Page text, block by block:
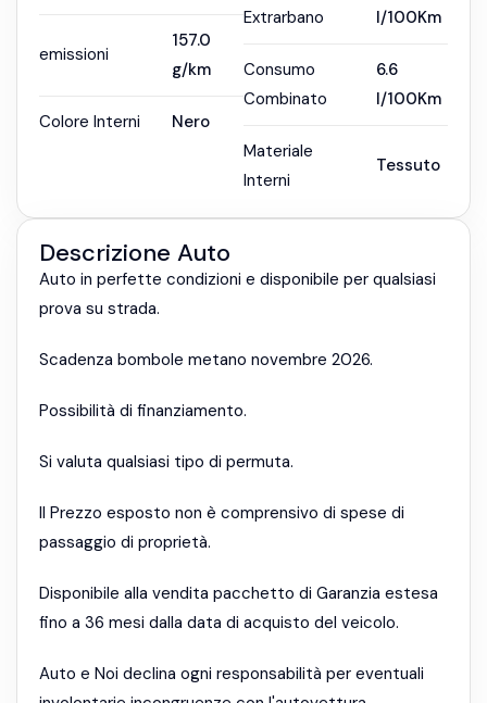
emissioni
157.0
g/km
Colore Interni Nero
Extrarbano
l/100Km
Consumo
Combinato
6.6
l/100Km
Materiale
Interni
Tessuto
Descrizione Auto
Auto in perfette condizioni e disponibile per qualsiasi
prova su strada.
Scadenza bombole metano novembre 2026.
Possibilità di finanziamento.
Si valuta qualsiasi tipo di permuta.
Il Prezzo esposto non è comprensivo di spese di
passaggio di proprietà.
Disponibile alla vendita pacchetto di Garanzia estesa
fino a 36 mesi dalla data di acquisto del veicolo.
Auto e Noi declina ogni responsabilità per eventuali